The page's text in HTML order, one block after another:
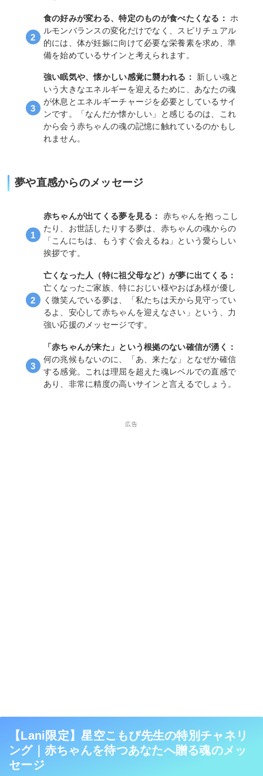
食の好みが変わる、特定のものが食べたくなる：
ホ
ルモンバランスの変化だけでなく、スピリチュアル
的には、体が妊娠に向けて必要な栄養素を求め、準
備を始めているサインと考えられます。
強い眠気や、懐かしい感覚に襲われる：
新しい魂と
いう大きなエネルギーを迎えるために、あなたの魂
が休息とエネルギーチャージを必要としているサイ
ンです。「なんだか懐かしい」と感じるのは、これ
から会う赤ちゃんの魂の記憶に触れているのかもし
れません。
夢や直感からのメッセージ
赤ちゃんが出てくる夢を見る：
赤ちゃんを抱っこし
たり、お世話したりする夢は、赤ちゃんの魂からの
「こんにちは、もうすぐ会えるね」という愛らしい
挨拶です。
亡くなった人（特に祖父母など）が夢に出てくる：
亡くなったご家族、特におじい様やおばあ様が優し
く微笑んでいる夢は、「私たちは天から見守ってい
るよ、安心して赤ちゃんを迎えなさい」という、力
強い応援のメッセージです。
「赤ちゃんが来た」という根拠のない確信が湧く：
何の兆候もないのに、「あ、来たな」となぜか確信
する感覚。これは理屈を超えた魂レベルでの直感で
あり、非常に精度の高いサインと言えるでしょう。
広告
【Lani限定】星空こもぴ先生の特別チャネリ
ング｜赤ちゃんを待つあなたへ贈る魂のメッ
セージ